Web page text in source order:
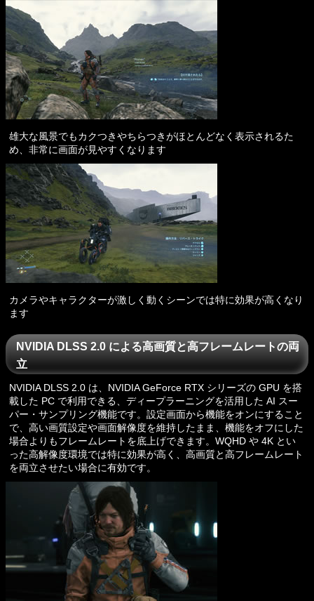
雄大な風景でもカクつきやちらつきがほとんどなく表示されるた
め、非常に画面が見やすくなります
カメラやキャラクターが激しく動くシーンでは特に効果が高くなり
ます
NVIDIA DLSS 2.0 による高画質と高フレームレートの両
立
NVIDIA DLSS 2.0 は、NVIDIA GeForce RTX シリーズの GPU を搭
載した PC で利用できる、ディープラーニングを活用した AI スー
パー・サンプリング機能です。設定画面から機能をオンにすること
で、高い画質設定や画面解像度を維持したまま、機能をオフにした
場合よりもフレームレートを底上げできます。WQHD や 4K とい
った高解像度環境では特に効果が高く、高画質と高フレームレート
を両立させたい場合に有効です。